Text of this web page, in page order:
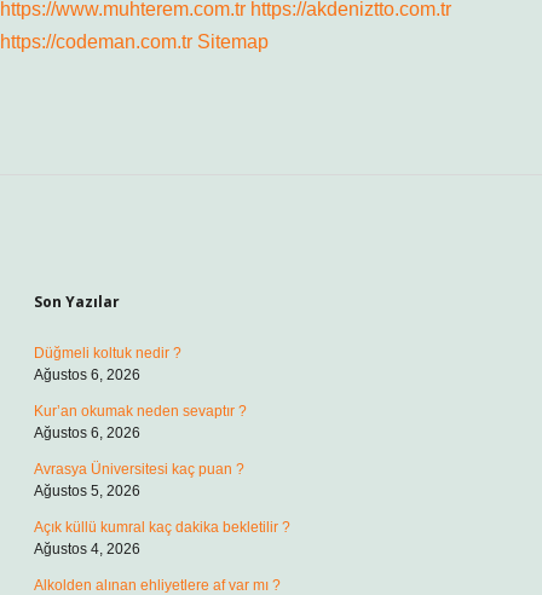
https://www.muhterem.com.tr https://akdeniztto.com.tr
https://codeman.com.tr Sitemap
Son Yazılar
Düğmeli koltuk nedir ?
Ağustos 6, 2026
Kur’an okumak neden sevaptır ?
Ağustos 6, 2026
Avrasya Üniversitesi kaç puan ?
Ağustos 5, 2026
Açık küllü kumral kaç dakika bekletilir ?
Ağustos 4, 2026
Alkolden alınan ehliyetlere af var mı ?